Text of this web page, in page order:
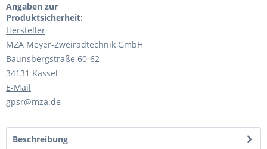
Angaben zur
Produktsicherheit:
Hersteller
MZA Meyer-Zweiradtechnik GmbH
Baunsbergstraße 60-62
34131 Kassel
E-Mail
gpsr@mza.de
Beschreibung